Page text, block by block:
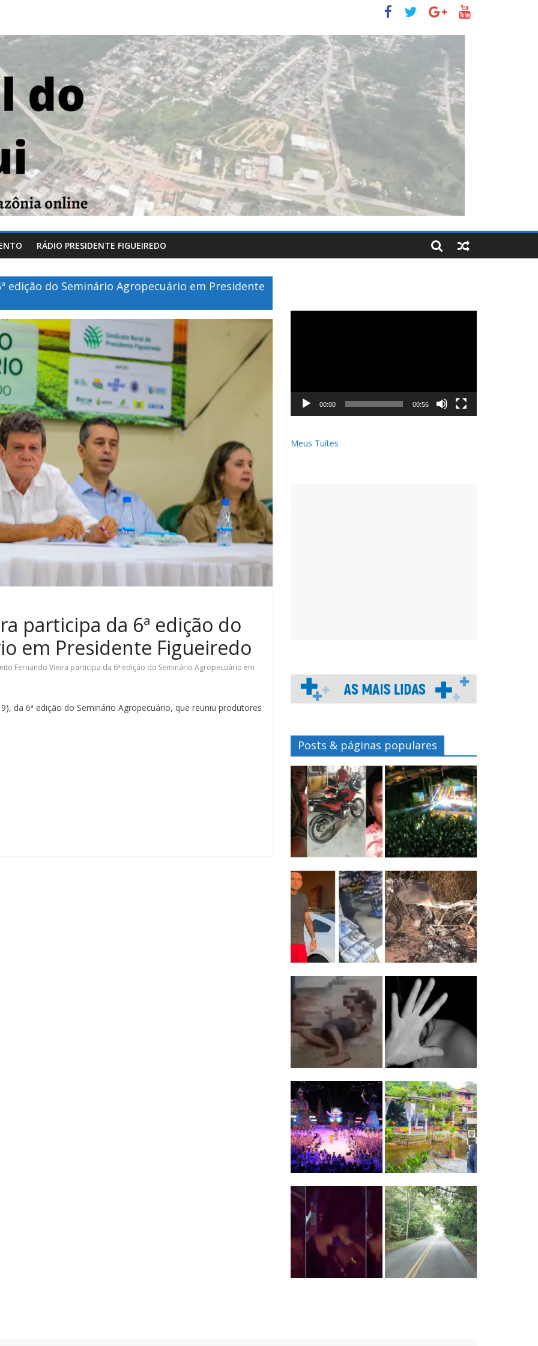
RÁDIO PRESIDENTE FIGUEIREDO
edição do Seminário Agropecuário em Presidente
participa da 6ª edição do
em Presidente Figueiredo
Fernando Vieira participa da 6ª edição do Seminário Agropecuário em
da 6ª edição do Seminário Agropecuário, que reuniu produtores
00:00 00:56
Meus Tuítes
Posts & páginas populares